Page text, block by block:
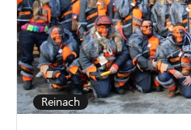
Reinach